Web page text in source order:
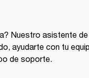
Nuestro asistente
ayudarte con tu
de soporte.